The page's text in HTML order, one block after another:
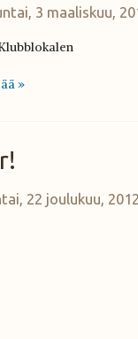
3 maaliskuu,
»
22 joulukuu,